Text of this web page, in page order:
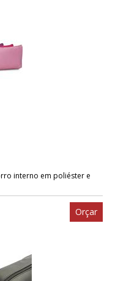
interno em poliéster e
Orçar